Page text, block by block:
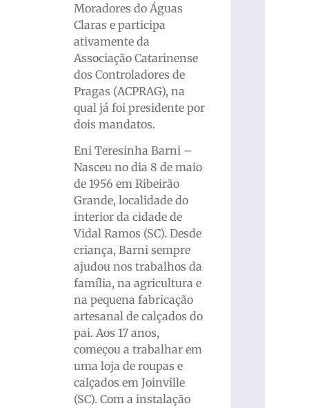
Moradores do Águas
Claras e participa
ativamente da
Associação Catarinense
dos Controladores de
Pragas (ACPRAG), na
qual já foi presidente por
dois mandatos.
Eni Teresinha Barni –
Nasceu no dia 8 de maio
de 1956 em Ribeirão
Grande, localidade do
interior da cidade de
Vidal Ramos (SC). Desde
criança, Barni sempre
ajudou nos trabalhos da
família, na agricultura e
na pequena fabricação
artesanal de calçados do
pai. Aos 17 anos,
começou a trabalhar em
uma loja de roupas e
calçados em Joinville
(SC). Com a instalação